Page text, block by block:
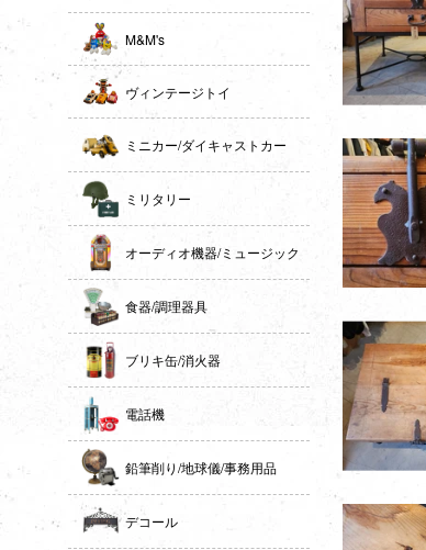
M&M's
ヴィンテージトイ
ミニカー/ダイキャストカー
ミリタリー
オーディオ機器/ミュージック
食器/調理器具
ブリキ缶/消火器
電話機
鉛筆削り/地球儀/事務用品
デコール